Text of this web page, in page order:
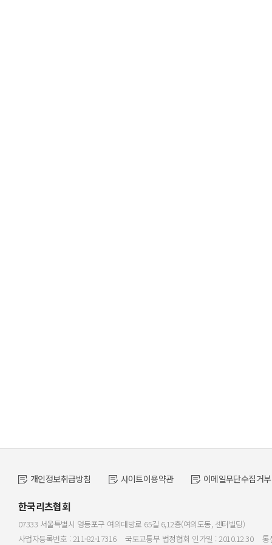
개인정보취급방침 사이트이용약관 이메일무단수집거부
한국리츠협회
07333 서울특별시 영등포구 여의대방로 65길 6,12층(여의도동, 센터빌딩)
사업자등록번호 : 211-82-17316
국토교통부 법정협회 인가일 : 2010.12.30 통